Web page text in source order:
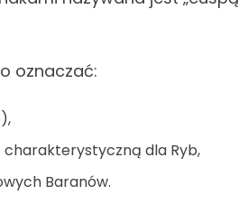
oznaczać:
charakterystyczną dla Ryb,
Baranów.